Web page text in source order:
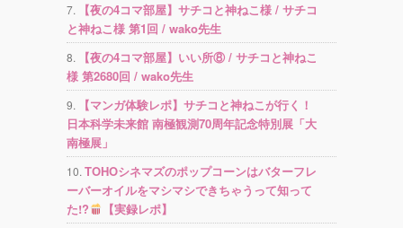
【夜の4コマ部屋】サチコと神ねこ様 / サチコ
と神ねこ様 第1回 / wako先生
【夜の4コマ部屋】いい所⑧ / サチコと神ねこ
様 第2680回 / wako先生
【マンガ体験レポ】サチコと神ねこが行く！
日本科学未来館 南極観測70周年記念特別展「大
南極展」
TOHOシネマズのポップコーンはバターフレ
ーバーオイルをマシマシできちゃうって知って
た!?
【実録レポ】